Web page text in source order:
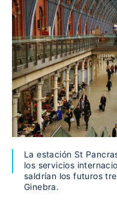
La estación St
los servicios
saldrían los futuros
Ginebra.